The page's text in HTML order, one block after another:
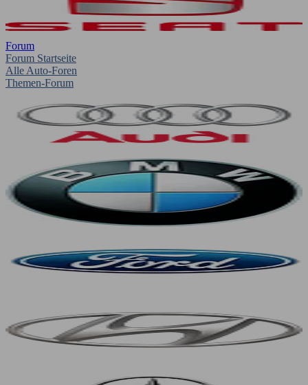
Forum
Forum Startseite
Alle Auto-Foren
Themen-Forum